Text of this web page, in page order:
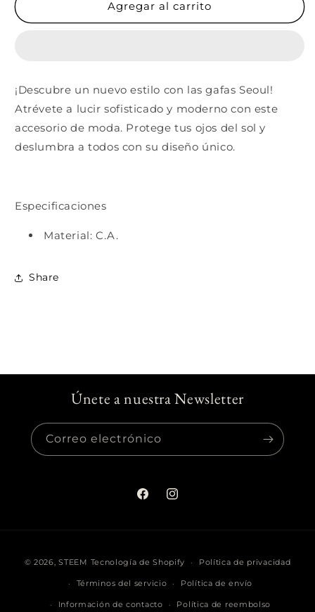
Seoul
Agregar al carrito
¡Descubre un nuevo estilo con las gafas Seoul!
Atrévete a lucir sofisticado y moderno con este
accesorio de moda. Protege tus ojos del sol y
deslumbra a todos con su diseño único.
Especificaciones
Material: C.A.
Share
Únete a nuestra Newsletter
Correo electrónico
FacebookInstagram
de
pago
© 2026,STEEM Tecnología de Shopify Política de privacidad
Términos del servicio Política de envío
Información de contacto Política de reembolso